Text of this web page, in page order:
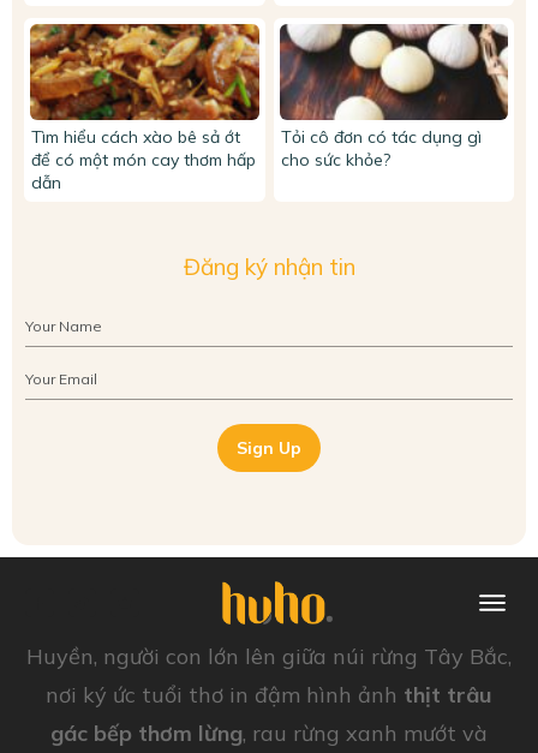
Tìm hiểu cách xào bê sả ớt
để có một món cay thơm hấp
dẫn
Tỏi cô đơn có tác dụng gì
cho sức khỏe?
Đăng ký nhận tin
Sign Up
Huyền, người con lớn lên giữa núi rừng Tây Bắc,
nơi ký ức tuổi thơ in đậm hình ảnh thịt trâu
gác bếp thơm lừng, rau rừng xanh mướt và